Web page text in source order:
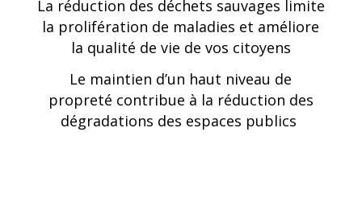
La réduction des déchets sauvages limite
la prolifération de maladies et améliore
la qualité de vie de vos citoyens
Le maintien d’un haut niveau de
propreté contribue à la réduction des
dégradations des espaces publics